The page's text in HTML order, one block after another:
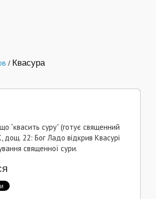
/ Квасура
“квасить суру” (готує священний
дощ. 22: Бог Ладо відкрив Квасурі
священної сури.